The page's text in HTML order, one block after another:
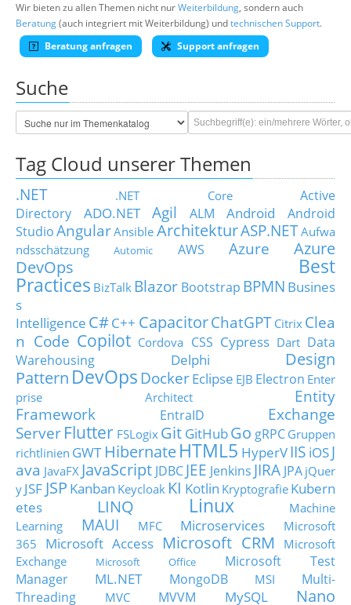
Wir bieten zu allen Themen nicht nurWeiterbildung, sondern auch
Beratung(auch integriert mit Weiterbildung) undtechnischen Support.
Beratung anfragen
Support anfragen
Suche
Tag Cloud unserer Themen
.NET .NET Core
Active
Directory
ADO.NET Agil ALM Android
Android
StudioAngularAnsible ArchitekturASP.NETAufwa
ndsschätzung
Automic AWS Azure
Azure
DevOps
Best
Practices BizTalk Blazor Bootstrap BPMN Busines
s
Intelligence C#C++ CapacitorChatGPT Citrix Clea
n Code Copilot Cordova CSS Cypress Dart Data
Warehousing
Delphi
Design
Pattern DevOps DockerEclipse EJB Electron Enter
prise Architect
Entity
Framework
EntraID
Exchange
Server Flutter FSLogix Git GitHubGo gRPC Gruppen
richtlinien GWT HibernateHTML5 HyperVIIS iOSJ
ava JavaFX JavaScript JDBC JEE Jenkins JIRA JPA jQuer
y JSF JSP Kanban Keycloak KI Kotlin Kryptografie Kubern
etes
LINQ Linux
Machine
Learning
MAUI MFC Microservices
Microsoft
365
Microsoft Access Microsoft CRM
Microsoft
Exchange
Microsoft Office
Microsoft Test
Manager
ML.NET MongoDB MSI
Multi-
Threading
MVC MVVM MySQL
Nano